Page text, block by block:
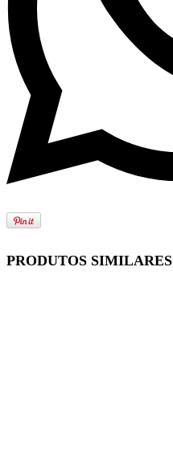
PRODUTOS SIMILARES